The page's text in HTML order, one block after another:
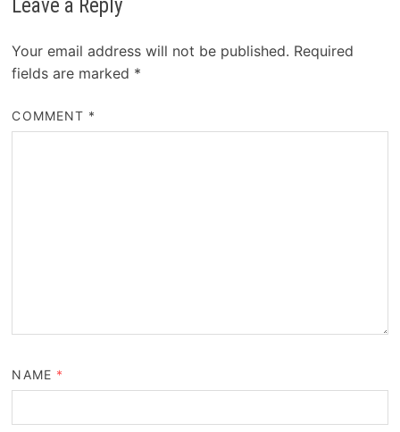
Leave a Reply
Your email address will not be published. Required
fields are marked *
COMMENT *
NAME *